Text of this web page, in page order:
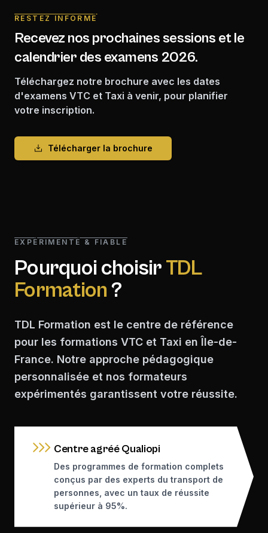
RESTEZ INFORMÉ
Recevez nos prochaines sessions et le
calendrier des examens 2026.
Téléchargez notre brochure avec les dates
d'examens VTC et Taxi à venir, pour planifier
votre inscription.
Télécharger la brochure
EXPÉRIMENTÉ & FIABLE
Pourquoi choisirTDL
Formation?
TDL Formation est le centre de référence
pour les formations VTC et Taxi en Île-de-
France. Notre approche pédagogique
personnalisée et nos formateurs
expérimentés garantissent votre réussite.
Centre agréé Qualiopi
Des programmes de formation complets
conçus par des experts du transport de
personnes, avec un taux de réussite
supérieur à 95%.